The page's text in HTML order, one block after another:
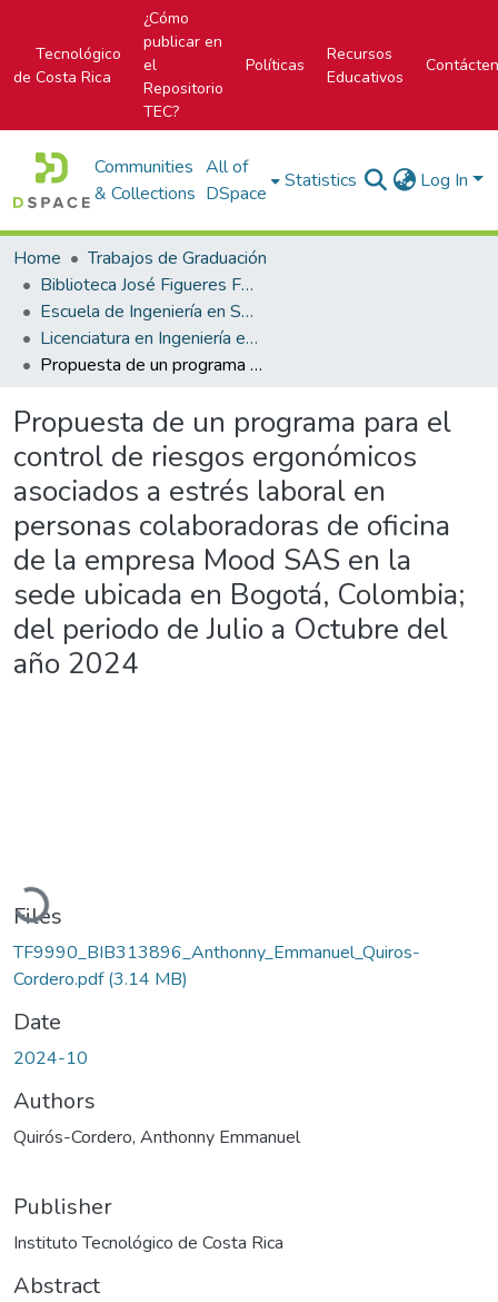
Tecnológico
de Costa Rica
¿Cómo
publicar en
el
Repositorio
TEC?
Políticas
Recursos
Educativos
Communities
& Collections
All of
DSpace
Statistics Log In
Home
Trabajos de Graduación
Biblioteca José Figueres Ferrer
Escuela de Ingeniería en Seguridad Laboral e Higiene Ambiental
Licenciatura en Ingeniería en Seguridad Laboral e Higiene Ambiental
Propuesta de un programa para el control de riesgos ergonómicos asociados a estrés laboral en personas colaboradoras de oficina de la empresa Mood SAS en la sede ubicada en Bogotá, Colombia; del periodo de Julio a Octubre del año 2024
Propuesta de un programa para el
control de riesgos ergonómicos
asociados a estrés laboral en
personas colaboradoras de oficina
de la empresa Mood SAS en la
sede ubicada en Bogotá, Colombia;
del periodo de Julio a Octubre del
año 2024
Loading...
Files
TF9990_BIB313896_Anthonny_Emmanuel_Quiros-
Cordero.pdf(3.14 MB)
Date
2024-10
Authors
Quirós-Cordero, Anthonny Emmanuel
Publisher
Instituto Tecnológico de Costa Rica
Abstract